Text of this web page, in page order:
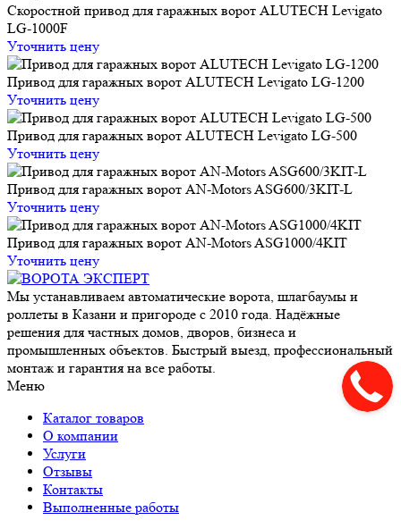
Скоростной привод для гаражных ворот ALUTECH Levigato
LG-1000F
Уточнить цену
Привод для гаражных ворот ALUTECH Levigato LG-1200
Уточнить цену
Привод для гаражных ворот ALUTECH Levigato LG-500
Уточнить цену
Привод для гаражных ворот AN-Motors ASG600/3KIT-L
Уточнить цену
Привод для гаражных ворот AN-Motors ASG1000/4KIT
Уточнить цену
Мы устанавливаем автоматические ворота, шлагбаумы и
роллеты в Казани и пригороде с 2010 года. Надёжные
решения для частных домов, дворов, бизнеса и
промышленных объектов. Быстрый выезд, профессиональный
монтаж и гарантия на все работы.
Меню
Каталог товаров
О компании
Услуги
Отзывы
Контакты
Выполненные работы